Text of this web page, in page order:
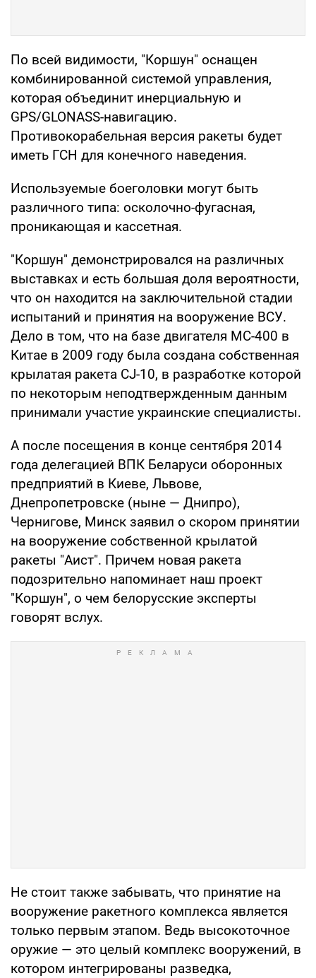
По всей видимости, "Коршун" оснащен
комбинированной системой управления,
которая объединит инерциальную и
GPS/GLONASS-навигацию.
Противокорабельная версия ракеты будет
иметь ГСН для конечного наведения.
Используемые боеголовки могут быть
различного типа: осколочно-фугасная,
проникающая и кассетная.
"Коршун" демонстрировался на различных
выставках и есть большая доля вероятности,
что он находится на заключительной стадии
испытаний и принятия на вооружение ВСУ.
Дело в том, что на базе двигателя МС-400 в
Китае в 2009 году была создана собственная
крылатая ракета CJ-10, в разработке которой
по некоторым неподтвержденным данным
принимали участие украинские специалисты.
А после посещения в конце сентября 2014
года делегацией ВПК Беларуси оборонных
предприятий в Киеве, Львове,
Днепропетровске (ныне — Днипро),
Чернигове, Минск заявил о скором принятии
на вооружение собственной крылатой
ракеты "Аист". Причем новая ракета
подозрительно напоминает наш проект
"Коршун", о чем белорусские эксперты
говорят вслух.
Не стоит также забывать, что принятие на
вооружение ракетного комплекса является
только первым этапом. Ведь высокоточное
оружие — это целый комплекс вооружений, в
котором интегрированы разведка,